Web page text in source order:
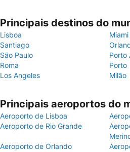
Principais destinos do
Lisboa
Miami
Santiago
São Paulo
Porto
Roma
Porto
Los Angeles
Milão
Principais aeroportos do
Aeroporto de Lisboa
Aeroporto de Rio Grande
Aeroporto de Orlando